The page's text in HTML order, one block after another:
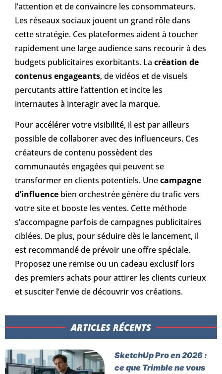
l’attention et de convaincre les consommateurs.
Les réseaux sociaux jouent un grand rôle dans
cette stratégie. Ces plateformes aident à toucher
rapidement une large audience sans recourir à des
budgets publicitaires exorbitants. La création de
contenus engageants, de vidéos et de visuels
percutants attire l’attention et incite les
internautes à interagir avec la marque.
Pour accélérer votre visibilité, il est par ailleurs
possible de collaborer avec des influenceurs. Ces
créateurs de contenu possèdent des
communautés engagées qui peuvent se
transformer en clients potentiels. Unecampagne
d’influence bien orchestrée génère du trafic vers
votre site et booste les ventes. Cette méthode
s’accompagne parfois de campagnes publicitaires
ciblées. De plus, pour séduire dès le lancement, il
est recommandé de prévoir une offre spéciale.
Proposez une remise ou un cadeau exclusif lors
des premiers achats pour attirer les clients curieux
et susciter l’envie de découvrir vos créations.
ARTICLES RÉCENTS​
SketchUp Pro en 2026 :
ce que Trimble ne vous